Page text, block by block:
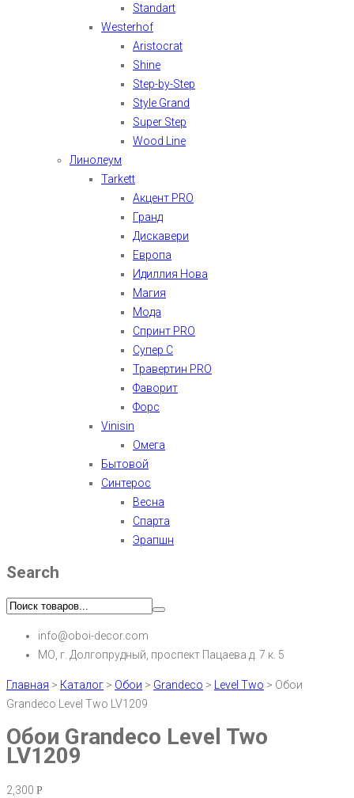
Standart
Westerhof
Aristocrat
Shine
Step-by-Step
Style Grand
Super Step
Wood Line
Линолеум
Tarkett
Акцент PRO
Гранд
Дискавери
Европа
Идиллия Нова
Магия
Мода
Спринт PRO
Супер С
Травертин PRO
Фаворит
Форс
Vinisin
Омега
Бытовой
Синтерос
Весна
Спарта
Эрапшн
Search
info@oboi-decor.com
МО, г. Долгопрудный, проспект Пацаева д. 7 к. 5
Главная > Каталог > Обои > Grandeco > Level Two > Обои
Grandeco Level Two LV1209
Обои Grandeco Level Two
LV1209
2,300 Р